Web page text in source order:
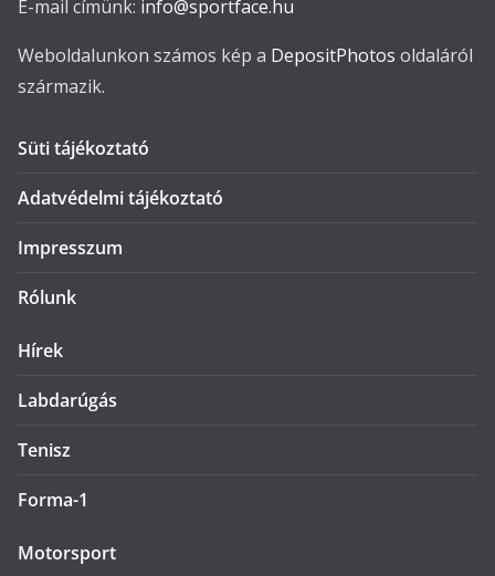
E-mail címünk: info@sportface.hu
Weboldalunkon számos kép a DepositPhotos oldaláról
származik.
Süti tájékoztató
Adatvédelmi tájékoztató
Impresszum
Rólunk
Hírek
Labdarúgás
Tenisz
Forma-1
Motorsport